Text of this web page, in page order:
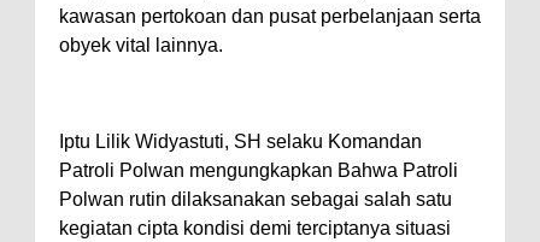
kawasan pertokoan dan pusat perbelanjaan serta
obyek vital lainnya.
Iptu Lilik Widyastuti, SH selaku Komandan
Patroli Polwan mengungkapkan Bahwa Patroli
Polwan rutin dilaksanakan sebagai salah satu
kegiatan cipta kondisi demi terciptanya situasi